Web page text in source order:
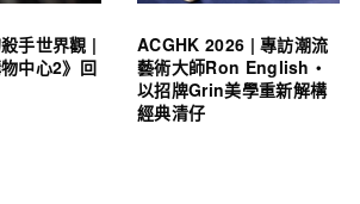
手世界觀 |
中心2》回
ACGHK 2026 | 專訪潮流
藝術大師Ron English・
以招牌Grin美學重新解構
經典清仔